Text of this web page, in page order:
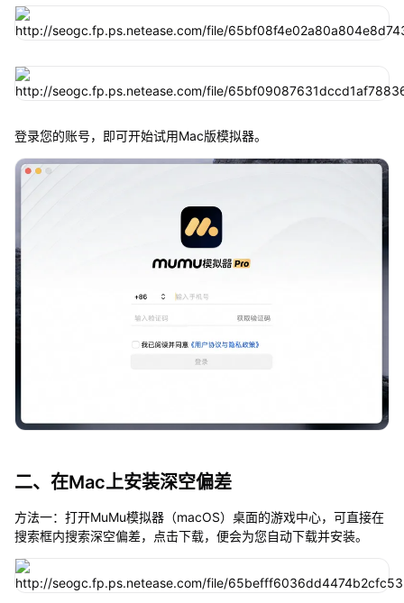
登录您的账号，即可开始试用Mac版模拟器。
二、在Mac上安装深空偏差
方法一：打开MuMu模拟器（macOS）桌面的游戏中心，可直接在
搜索框内搜索深空偏差，点击下载，便会为您自动下载并安装。